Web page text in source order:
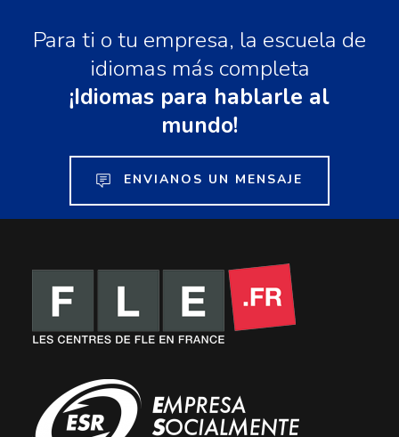
Para ti o tu empresa, la escuela de
idiomas más completa
¡Idiomas para hablarle al
mundo!
ENVIANOS UN MENSAJE